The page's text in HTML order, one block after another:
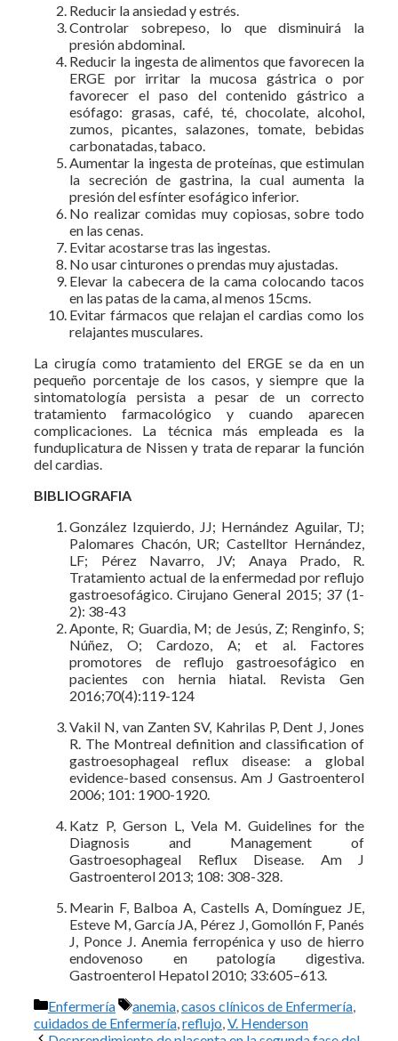
Reducir la ansiedad y estrés.
Controlar sobrepeso, lo que disminuirá la
presión abdominal.
Reducir la ingesta de alimentos que favorecen la
ERGE por irritar la mucosa gástrica o por
favorecer el paso del contenido gástrico a
esófago: grasas, café, té, chocolate, alcohol,
zumos, picantes, salazones, tomate, bebidas
carbonatadas, tabaco.
Aumentar la ingesta de proteínas, que estimulan
la secreción de gastrina, la cual aumenta la
presión del esfínter esofágico inferior.
No realizar comidas muy copiosas, sobre todo
en las cenas.
Evitar acostarse tras las ingestas.
No usar cinturones o prendas muy ajustadas.
Elevar la cabecera de la cama colocando tacos
en las patas de la cama, al menos 15cms.
Evitar fármacos que relajan el cardias como los
relajantes musculares.
La cirugía como tratamiento del ERGE se da en un
pequeño porcentaje de los casos, y siempre que la
sintomatología persista a pesar de un correcto
tratamiento farmacológico y cuando aparecen
complicaciones. La técnica más empleada es la
funduplicatura de Nissen y trata de reparar la función
del cardias.
BIBLIOGRAFIA
González Izquierdo, JJ; Hernández Aguilar, TJ;
Palomares Chacón, UR; Castelltor Hernández,
LF; Pérez Navarro, JV; Anaya Prado, R.
Tratamiento actual de la enfermedad por reflujo
gastroesofágico. Cirujano General 2015; 37 (1-
2): 38-43
Aponte, R; Guardia, M; de Jesús, Z; Renginfo, S;
Núñez, O; Cardozo, A; et al. Factores
promotores de reflujo gastroesofágico en
pacientes con hernia hiatal. Revista Gen
2016;70(4):119-124
Vakil N, van Zanten SV, Kahrilas P, Dent J, Jones
R. The Mon­treal definition and classification of
gastroesophageal reflux disea­se: a global
evidence-based consensus. Am J Gastroenterol
2006; 101: 1900-1920.
Katz P, Gerson L, Vela M. Guidelines for the
Diagnosis and Ma­nagement of
Gastroesophageal Reflux Disease. Am J
Gastroente­rol 2013; 108: 308-328.
Mearin F, Balboa A, Castells A, Domínguez JE,
Esteve M, García JA, Pérez J, Gomollón F, Panés
J, Ponce J. Anemia ferropénica y uso de hierro
endovenoso en patología digestiva.
Gastroenterol Hepatol 2010; 33:605–613.
Categorías
Enfermería Etiquetas
anemia casos clínicos de Enfermería
cuidados de Enfermería reflujo V. Henderson